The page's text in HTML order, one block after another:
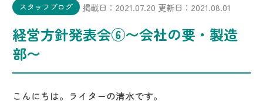
スタッフブログ 掲載日：2021.07.20 更新日：2021.08.01
経営方針発表会⑥〜会社の要・製造
部〜
こんにちは。ライターの清水です。